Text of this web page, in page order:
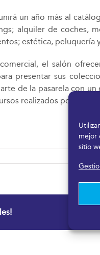
mejor
sitio
un año más al
alquiler de coches,
estética, peluquería
el salón
presentar sus
de la pasarela con
realizados por los